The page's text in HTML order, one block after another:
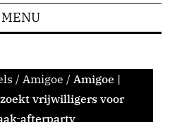
MENU
/ Amigoe / Amigoe |
vrijwilligers voor
afterparty